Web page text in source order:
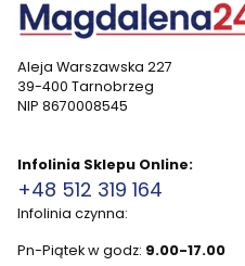
Aleja Warszawska 227
39-400 Tarnobrzeg
NIP 8670008545
Infolinia Sklepu Online:
+48 512 319 164
Infolinia czynna:
Pn-Piątek w godz: 9.00-17.00